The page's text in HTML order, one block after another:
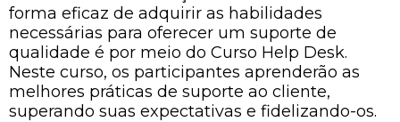
forma eficaz de adquirir as habilidades
necessárias para oferecer um suporte de
qualidade é por meio do Curso Help Desk.
Neste curso, os participantes aprenderão as
melhores práticas de suporte ao cliente,
superando suas expectativas e fidelizando-os.